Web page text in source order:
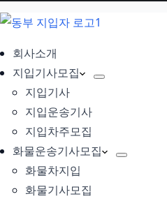
회사소개
지입기사모집
지입기사
지입운송기사
지입차주모집
화물운송기사모집
화물차지입
화물기사모집